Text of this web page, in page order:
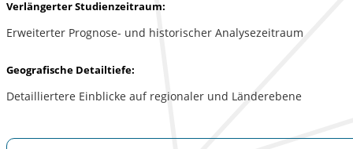
Verlängerter Studienzeitraum:
Erweiterter Prognose- und historischer Analysezeitraum
Geografische Detailtiefe:
Detailliertere Einblicke auf regionaler und Länderebene